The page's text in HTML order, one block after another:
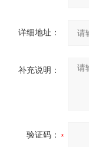
详细地址：
补充说明：
验证码：